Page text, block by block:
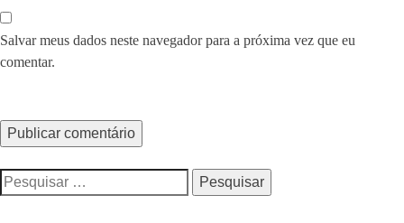
Salvar meus dados neste navegador para a próxima vez que eu
comentar.
Pesquisar
por: